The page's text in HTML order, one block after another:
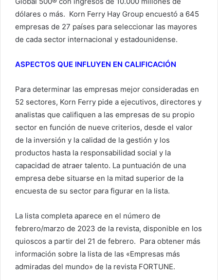
dólares o más. Korn Ferry Hay Group encuestó a 645
empresas de 27 países para seleccionar las mayores
de cada sector internacional y estadounidense.
ASPECTOS QUE INFLUYEN EN CALIFICACIÓN
Para determinar las empresas mejor consideradas en
52 sectores, Korn Ferry pide a ejecutivos, directores y
analistas que califiquen a las empresas de su propio
sector en función de nueve criterios, desde el valor
de la inversión y la calidad de la gestión y los
productos hasta la responsabilidad social y la
capacidad de atraer talento. La puntuación de una
empresa debe situarse en la mitad superior de la
encuesta de su sector para figurar en la lista.
La lista completa aparece en el número de
febrero/marzo de 2023 de la revista, disponible en los
quioscos a partir del 21 de febrero. Para obtener más
información sobre la lista de las «Empresas más
admiradas del mundo» de la revista FORTUNE.